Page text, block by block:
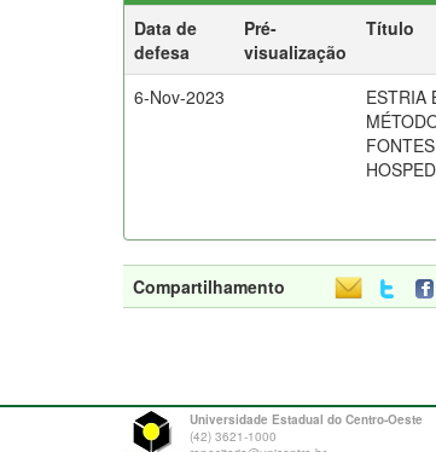
Data de
defesa
Pré-
visualização
Título
6-Nov-2023
ESTRIA
Compartilhamento
Universidade Estadual do Centro-Oeste
(42) 3621-1000